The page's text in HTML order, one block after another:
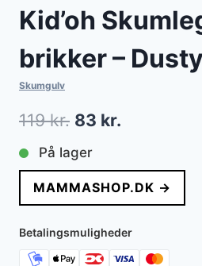
Kid’oh
brikker –
Skumgulv
119kr. Den
oprindelige
pris
var:
119 kr..
83 kr.
pris
er:
83 kr..
På lager
MAMMASHOP.DK →
Betalingsmuligheder